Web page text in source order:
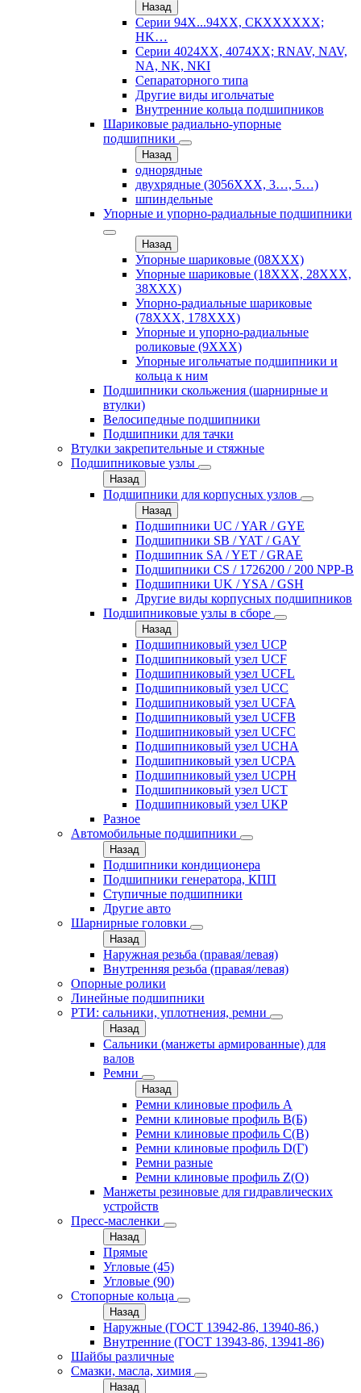
Назад
Серии 94Х...94ХХ, СКХХХХХХ;
HK…
Серии 4024ХХ, 4074ХХ; RNAV, NAV,
NA, NK, NKI
Сепараторного типа
Другие виды игольчатые
Внутренние кольца подшипников
Шариковые радиально-упорные
подшипники
Назад
однорядные
двухрядные (3056ХХХ, 3…, 5…)
шпиндельные
Упорные и упорно-радиальные подшипники
Назад
Упорные шариковые (08XXX)
Упорные шариковые (18XXX, 28XXХ,
38ХХХ)
Упорно-радиальные шариковые
(78XXX, 178ХХХ)
Упорные и упорно-радиальные
роликовые (9ХХХ)
Упорные игольчатые подшипники и
кольца к ним
Подшипники скольжения (шарнирные и
втулки)
Велосипедные подшипники
Подшипники для тачки
Втулки закрепительные и стяжные
Подшипниковые узлы
Назад
Подшипники для корпусных узлов
Назад
Подшипники UC / YAR / GYE
Подшипники SB / YAT / GAY
Подшипник SA / YET / GRAE
Подшипники CS / 1726200 / 200 NPP-B
Подшипники UK / YSA / GSH
Другие виды корпусных подшипников
Подшипниковые узлы в сборе
Назад
Подшипниковый узел UCP
Подшипниковый узел UCF
Подшипниковый узел UCFL
Подшипниковый узел UCC
Подшипниковый узел UCFA
Подшипниковый узел UCFB
Подшипниковый узел UCFC
Подшипниковый узел UCHA
Подшипниковый узел UCPA
Подшипниковый узел UCPH
Подшипниковый узел UCT
Подшипниковый узел UKP
Разное
Автомобильные подшипники
Назад
Подшипники кондиционера
Подшипники генератора, КПП
Ступичные подшипники
Другие авто
Шарнирные головки
Назад
Наружная резьба (правая/левая)
Внутренняя резьба (правая/левая)
Опорные ролики
Линейные подшипники
РТИ: сальники, уплотнения, ремни
Назад
Сальники (манжеты армированные) для
валов
Ремни
Назад
Ремни клиновые профиль A
Ремни клиновые профиль B(Б)
Ремни клиновые профиль C(В)
Ремни клиновые профиль D(Г)
Ремни разные
Ремни клиновые профиль Z(О)
Манжеты резиновые для гидравлических
устройств
Пресс-масленки
Назад
Прямые
Угловые (45)
Угловые (90)
Стопорные кольца
Назад
Наружные (ГОСТ 13942-86, 13940-86,)
Внутренние (ГОСТ 13943-86, 13941-86)
Шайбы различные
Смазки, масла, химия
Назад